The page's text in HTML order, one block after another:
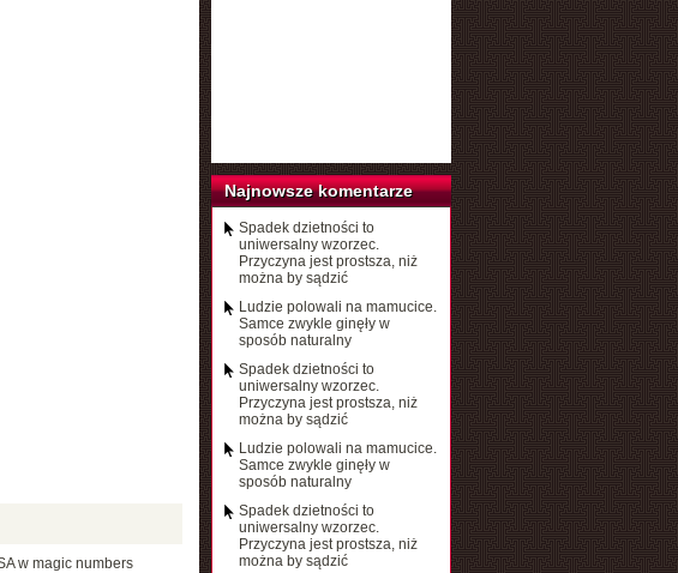
w magic numbers
Najnowsze komentarze
Spadek dzietności to
uniwersalny wzorzec.
Przyczyna jest prostsza, niż
można by sądzić
Ludzie polowali na mamucice.
Samce zwykle ginęły w
sposób naturalny
Spadek dzietności to
uniwersalny wzorzec.
Przyczyna jest prostsza, niż
można by sądzić
Ludzie polowali na mamucice.
Samce zwykle ginęły w
sposób naturalny
Spadek dzietności to
uniwersalny wzorzec.
Przyczyna jest prostsza, niż
można by sądzić